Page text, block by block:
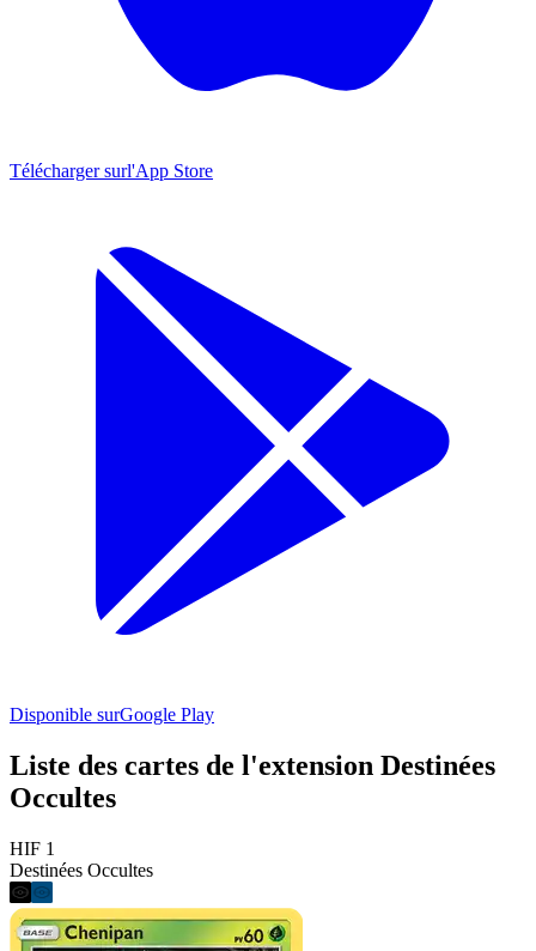
Télécharger surl'App Store
Disponible surGoogle Play
Liste des cartes de l'extension Destinées
Occultes
HIF 1
Destinées Occultes